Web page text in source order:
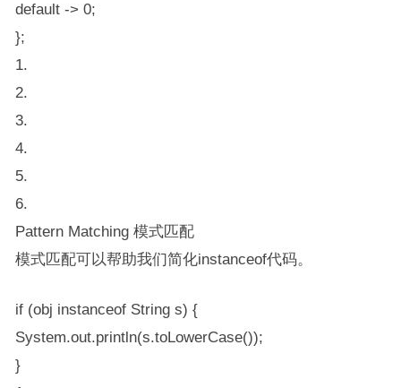
default -> 0;
};
1.
2.
3.
4.
5.
6.
Pattern Matching 模式匹配
模式匹配可以帮助我们简化​​instanceof​​代码。
if (obj instanceof String s) {
System.out.println(s.toLowerCase());
}